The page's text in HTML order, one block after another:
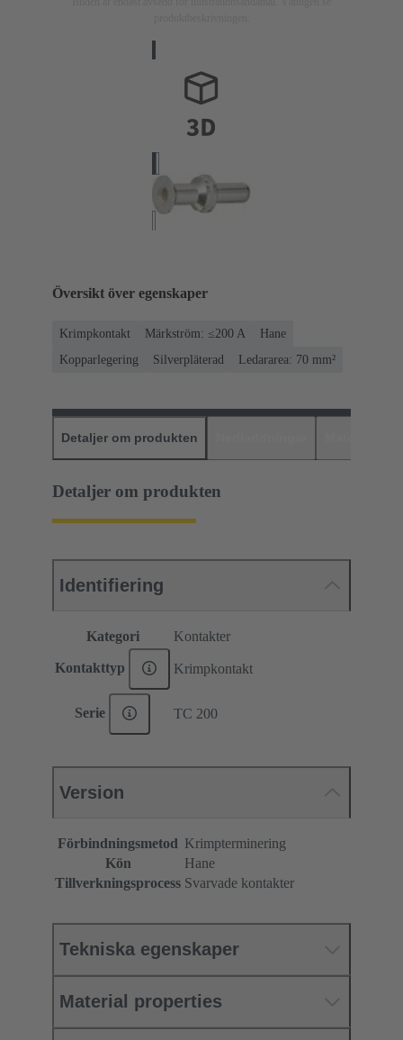
Översikt över egenskaper
Krimpkontakt Märkström: ≤200 A
Hane
Kopparlegering
Silverpläterad Ledararea: 70 mm²
Detaljer om produkten
Detaljer om produkten
Identifiering
Kategori Kontakter
Kontakttyp Krimpkontakt
Serie TC 200
Version
Förbindningsmetod Krimpterminering
Kön
Hane
Tillverkningsprocess Svarvade kontakter
Tekniska egenskaper
Material properties